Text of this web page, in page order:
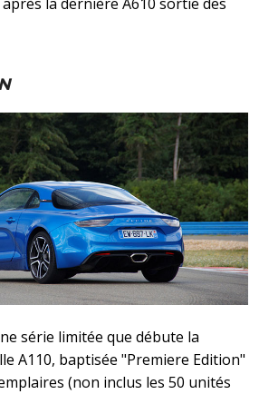
la dernière A610 sortie des
série limitée que débute la
A110, baptisée "Premiere Edition"
(non inclus les 50 unités